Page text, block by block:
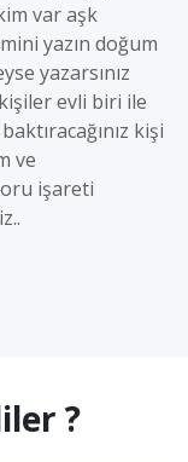
var aşk
yazın doğum
yazarsınız
evli biri ile
kişi
ve
işareti
?